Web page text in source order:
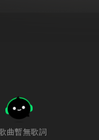
曲暫無歌詞